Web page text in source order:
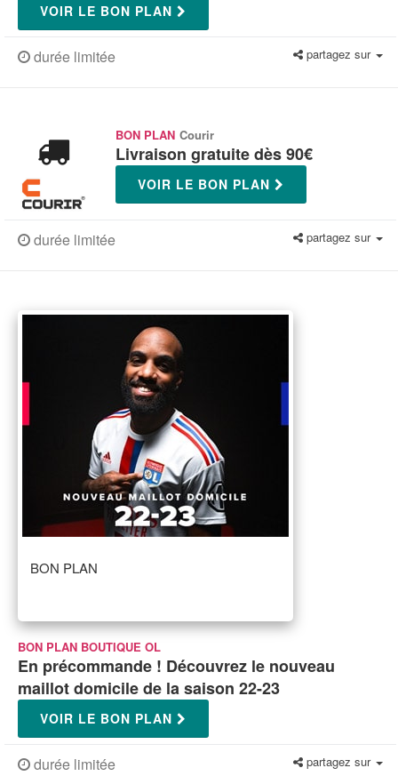
VOIR LE BON PLAN
durée limitée partagez sur
BON PLAN Courir
Livraison gratuite dès 90€
VOIR LE BON PLAN
durée limitée partagez sur
BON PLAN
BON PLAN BOUTIQUE OL
En précommande ! Découvrez le nouveau
maillot domicile de la saison 22-23
VOIR LE BON PLAN
durée limitée partagez sur